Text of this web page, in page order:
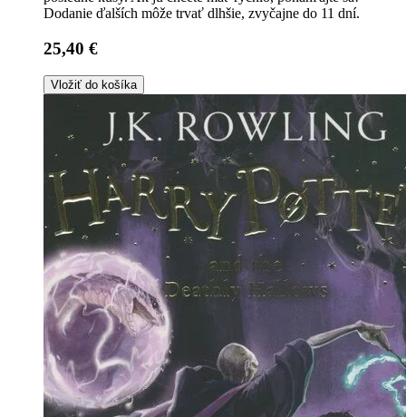
Dodanie ďalších môže trvať dlhšie, zvyčajne do 11 dní.
25,40 €
Vložiť do košíka